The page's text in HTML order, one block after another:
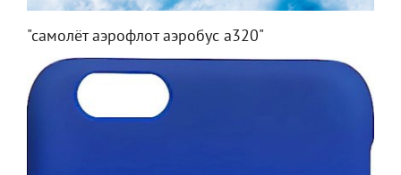
"самолёт аэрофлот аэробус а320"